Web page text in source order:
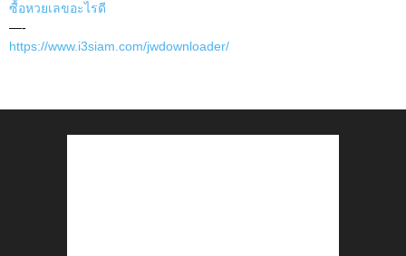
ซื้อหวยเลขอะไรดี
—-
https://www.i3siam.com/jwdownloader/